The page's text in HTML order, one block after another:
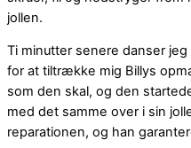
jollen.
Ti minutter senere danser
for at tiltrække mig Billys
som den skal, og den
med det samme over i sin
reparationen, og han